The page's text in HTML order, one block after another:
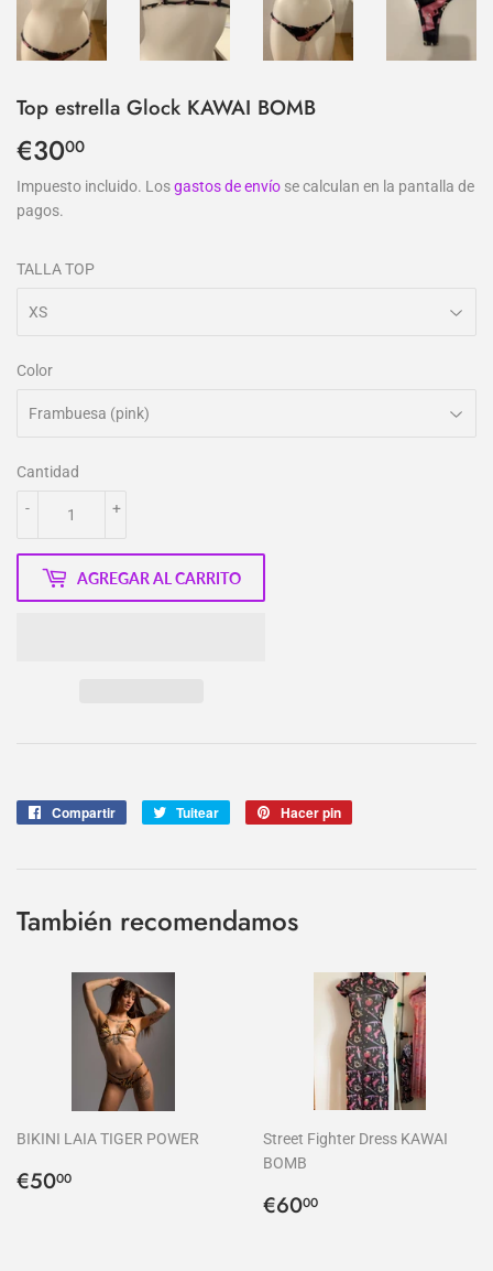
Top estrella Glock KAWAI BOMB
€3000
Impuesto incluido. Losgastos de envío se calculan en la pantalla de
pagos.
TALLA TOP
Color
Cantidad
+
-
AGREGAR AL CARRITO
Compartir
CompartirTuitear
Tuitear Hacer pin
También recomendamos
BIKINI LAIA TIGER POWER
Precio
€5000
Street Fighter Dress KAWAI
BOMB
Precio
€6000